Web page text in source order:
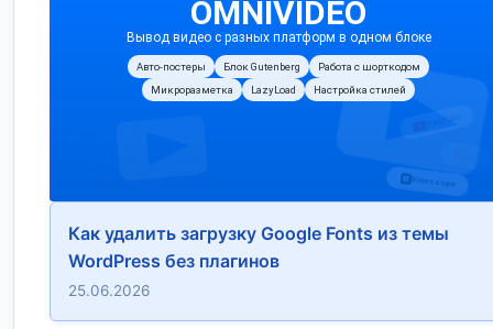
Как удалить загрузку Google Fonts из темы
WordPress без плагинов
25.06.2026